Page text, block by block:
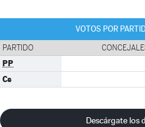
VOTOS POR
PARTIDO
PP
Cs
Descárgate los